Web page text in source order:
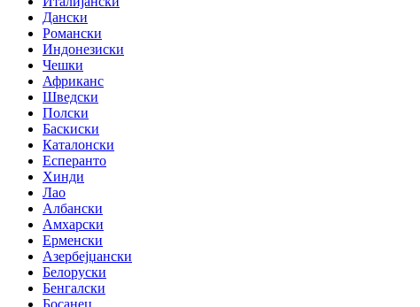
Дански
Романски
Индонезиски
Чешки
Африканс
Шведски
Полски
Баскиски
Каталонски
Есперанто
Хинди
Лао
Албански
Амхарски
Ерменски
Азербејџански
Белоруски
Бенгалски